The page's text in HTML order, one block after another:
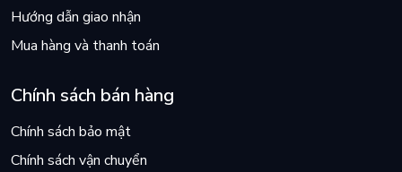
Hướng dẫn giao nhận
Mua hàng và thanh toán
Chính sách bán hàng
Chính sách bảo mật
Chính sách vận chuyển